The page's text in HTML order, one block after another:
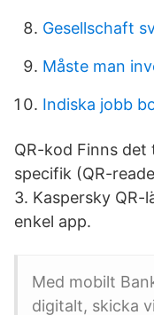
Gesellschaft
Måste man
Indiska jobb
QR-kod Finns det
specifik (QR-
3. Kaspersky QR-
enkel app.
Med mobilt
digitalt, skicka